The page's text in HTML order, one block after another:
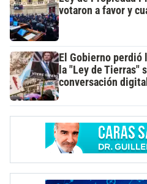
votaron a favor y
El Gobierno perdió
la "Ley de Tierras"
conversación digital